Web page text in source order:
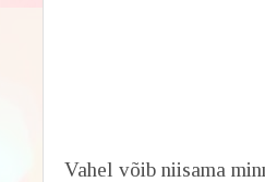
Vahel võib niisama